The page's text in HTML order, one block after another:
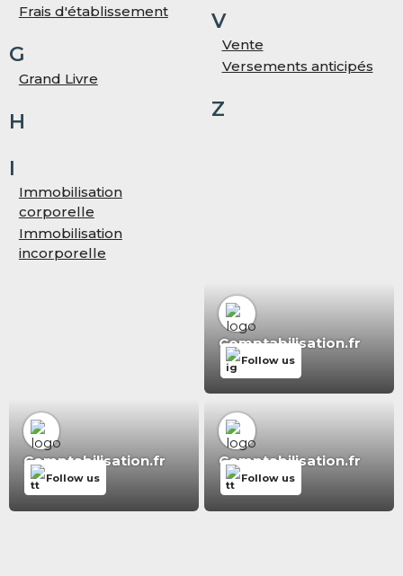
Frais d'établissement
G
Grand Livre
H
I
Immobilisation
corporelle
Immobilisation
incorporelle
V
Vente
Versements anticipés
Z
Comptabilisation.fr
Follow us
Comptabilisation.fr
Follow us
Comptabilisation.fr
Follow us